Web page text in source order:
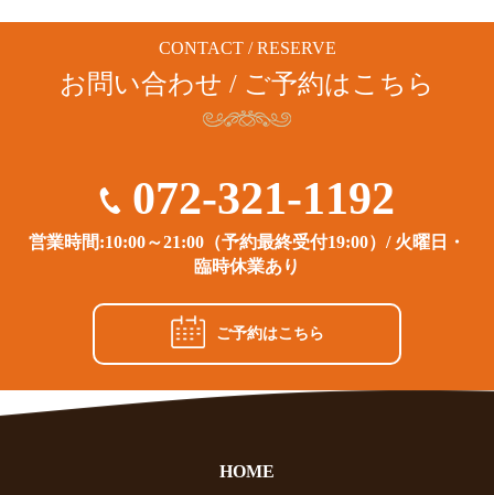
CONTACT / RESERVE
お問い合わせ / ご予約はこちら
072-321-1192
営業時間:10:00～21:00（予約最終受付19:00）/ 火曜日・
臨時休業あり
ご予約はこちら
HOME